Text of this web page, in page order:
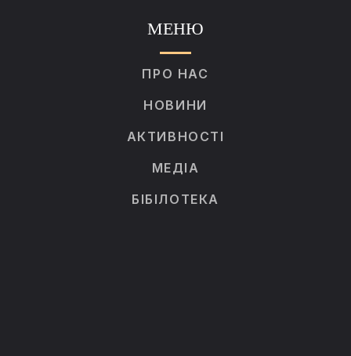
МЕНЮ
ПРО НАС
НОВИНИ
АКТИВНОСТІ
МЕДІА
БІБІЛОТЕКА